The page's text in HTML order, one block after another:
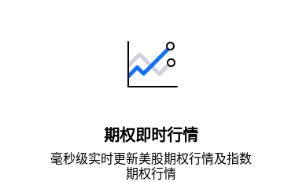
期权即时行情
毫秒级实时更新美股期权行情及指数
期权行情